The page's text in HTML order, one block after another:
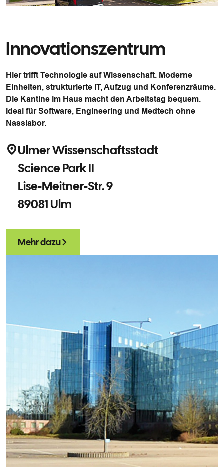
Innovationszentrum
Hier trifft Technologie auf Wissenschaft. Moderne
Einheiten, strukturierte IT, Aufzug und Konferenzräume.
Die Kantine im Haus macht den Arbeitstag bequem.
Ideal für Software, Engineering und Medtech ohne
Nasslabor.
Ulmer Wissenschaftsstadt
Science Park II
Lise-Meitner-Str. 9
89081 Ulm
Mehr dazu